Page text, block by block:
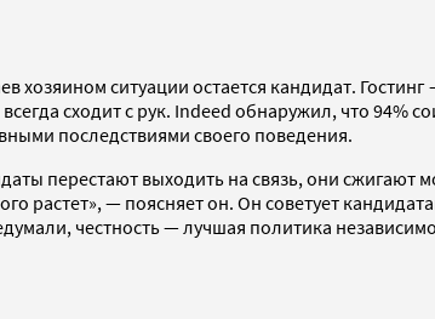
хозяином ситуации остается кандидат.
сходит с рук. Indeed обнаружил, что 94%
последствиями своего поведения.
перестают выходить на связь, они сжигают
растет», — поясняет он. Он советует
честность—лучшая политика